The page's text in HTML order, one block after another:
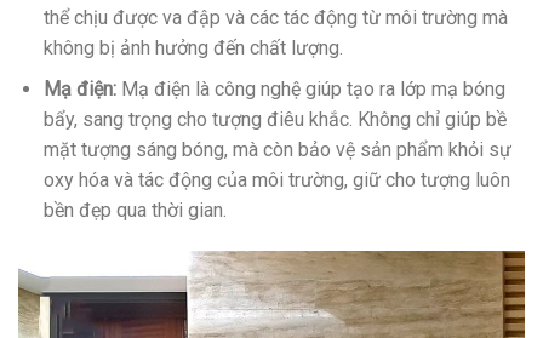
thể chịu được va đập và các tác động từ môi trường mà
không bị ảnh hưởng đến chất lượng.
Mạ điện:Mạ điện là công nghệ giúp tạo ra lớp mạ bóng
bẩy, sang trọng cho tượng điêu khắc. Không chỉ giúp bề
mặt tượng sáng bóng, mà còn bảo vệ sản phẩm khỏi sự
oxy hóa và tác động của môi trường, giữ cho tượng luôn
bền đẹp qua thời gian.